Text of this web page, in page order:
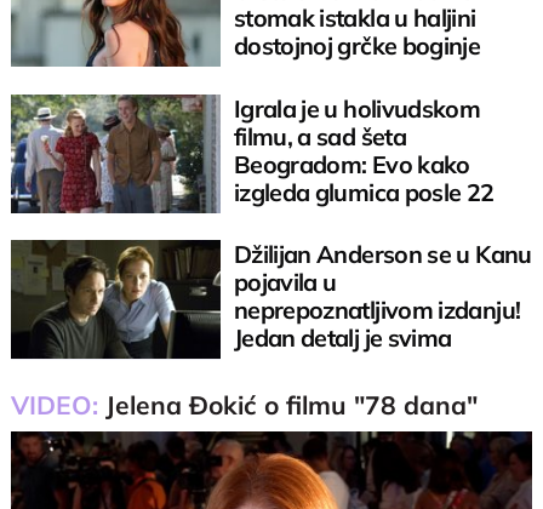
stomak istakla u haljini
dostojnoj grčke boginje
Igrala je u holivudskom
filmu, a sad šeta
Beogradom: Evo kako
izgleda glumica posle 22
Džilijan Anderson se u Kanu
pojavila u
neprepoznatljivom izdanju!
Jedan detalj je svima
VIDEO: Jelena Đokić o filmu "78 dana"